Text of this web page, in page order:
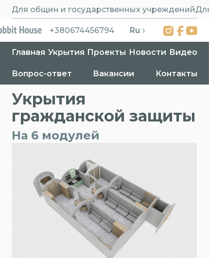
Для общин и государственных учреждений
+380674456794 Ru
Главная Укрытия Проекты Новости Видео
Вопрос-ответ Вакансии Контакты
Главная > Укрытия
Укрытия
гражданской защиты
На 6 модулей